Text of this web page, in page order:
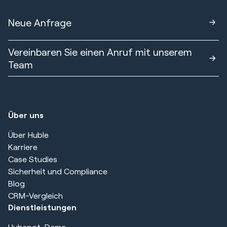
Neue Anfrage
Vereinbaren Sie einen Anruf mit unserem
Team
Über uns
Über Huble
Karriere
Case Studies
Sicherheit und Compliance
Blog
CRM-Vergleich
Dienstleistungen